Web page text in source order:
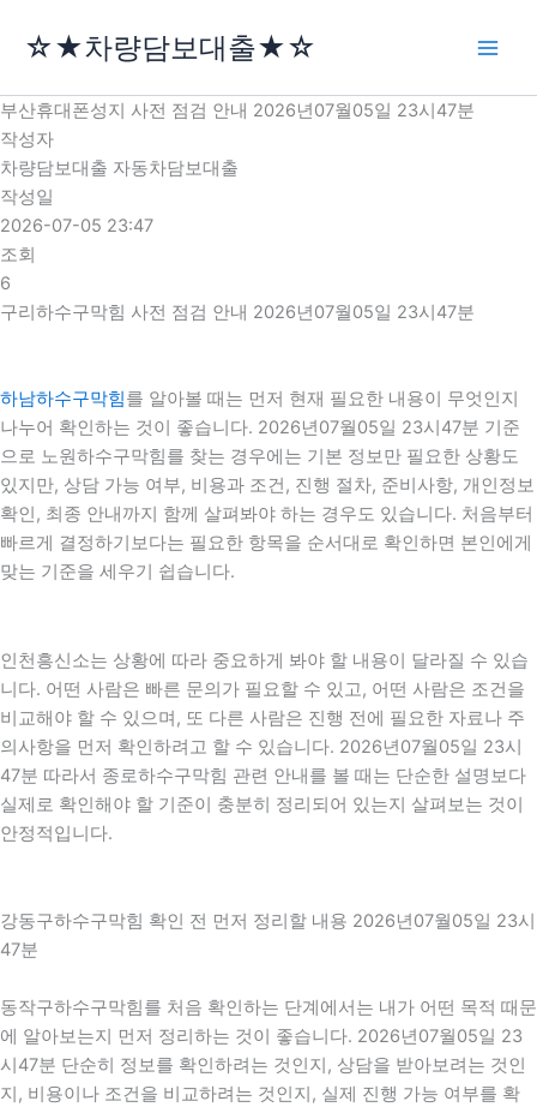
로
건
너
뛰
기
☆★차량담보대출★☆
부산휴대폰성지 사전 점검 안내 2026년07월05일 23시47분
작성자
차량담보대출 자동차담보대출
작성일
2026-07-05 23:47
조회
6
구리하수구막힘 사전 점검 안내 2026년07월05일 23시47분
하남하수구막힘를 알아볼 때는 먼저 현재 필요한 내용이 무엇인지
나누어 확인하는 것이 좋습니다. 2026년07월05일 23시47분 기준
으로 노원하수구막힘를 찾는 경우에는 기본 정보만 필요한 상황도
있지만, 상담 가능 여부, 비용과 조건, 진행 절차, 준비사항, 개인정보
확인, 최종 안내까지 함께 살펴봐야 하는 경우도 있습니다. 처음부터
빠르게 결정하기보다는 필요한 항목을 순서대로 확인하면 본인에게
맞는 기준을 세우기 쉽습니다.
인천흥신소는 상황에 따라 중요하게 봐야 할 내용이 달라질 수 있습
니다. 어떤 사람은 빠른 문의가 필요할 수 있고, 어떤 사람은 조건을
비교해야 할 수 있으며, 또 다른 사람은 진행 전에 필요한 자료나 주
의사항을 먼저 확인하려고 할 수 있습니다. 2026년07월05일 23시
47분 따라서 종로하수구막힘 관련 안내를 볼 때는 단순한 설명보다
실제로 확인해야 할 기준이 충분히 정리되어 있는지 살펴보는 것이
안정적입니다.
강동구하수구막힘 확인 전 먼저 정리할 내용 2026년07월05일 23시
47분
동작구하수구막힘를 처음 확인하는 단계에서는 내가 어떤 목적 때문
에 알아보는지 먼저 정리하는 것이 좋습니다. 2026년07월05일 23
시47분 단순히 정보를 확인하려는 것인지, 상담을 받아보려는 것인
지, 비용이나 조건을 비교하려는 것인지, 실제 진행 가능 여부를 확